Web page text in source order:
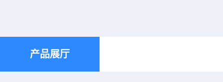
产品展厅